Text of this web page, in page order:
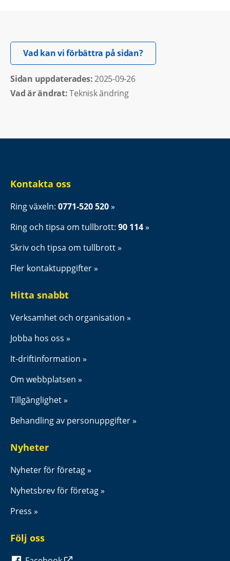
Vad kan vi förbättra på sidan?Öppnas i nytt fönster.
Sidan uppdaterades: 2025-09-26
Vad är ändrat:Teknisk ändring
Kontakta oss
Ring växeln: 0771-520 520
Ring och tipsa om tullbrott: 90 114
Skriv och tipsa om tullbrott
Fler kontaktuppgifter
Hitta snabbt
Verksamhet och organisation
Jobba hos oss
It-driftinformation
Om webbplatsen
Tillgänglighet
Behandling av personuppgifter
Nyheter
Nyheter för företag
Nyhetsbrev för företag
Press
Följ oss